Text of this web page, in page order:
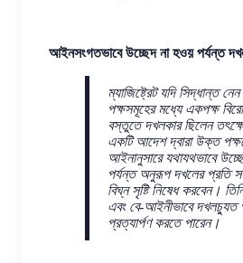
আইনসংগতভাবে উচ্ছেদ না হওয় পর্যন্ত
ম্যাজিষ্ট্রেট যদি সিদ্ধান্ত নেন
পক্ষসমূহের মধ্যে একপক্ষ
বস্তুতে দখলকার ছিলেন
একটি আদেশ দ্বারা উক্ত
আইনানুসারে যথাযথভাবে
পর্যন্ত অনুরূপ দখলের প্রতি
বিঘ্ন সৃষ্টি নিষেধ করবেন।
এবং বে-আইনীভাবে দখলচ্যুত
প্রত্যার্পণ করতে পারেন।